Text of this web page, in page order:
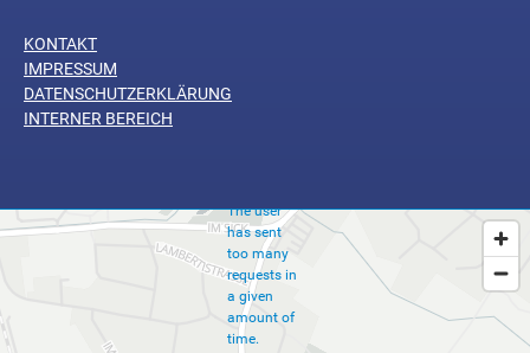
KONTAKT
IMPRESSUM
DATENSCHUTZERKLÄRUNG
INTERNER BEREICH
Many
The user
has sent
too many
requests in
a given
amount of
time.